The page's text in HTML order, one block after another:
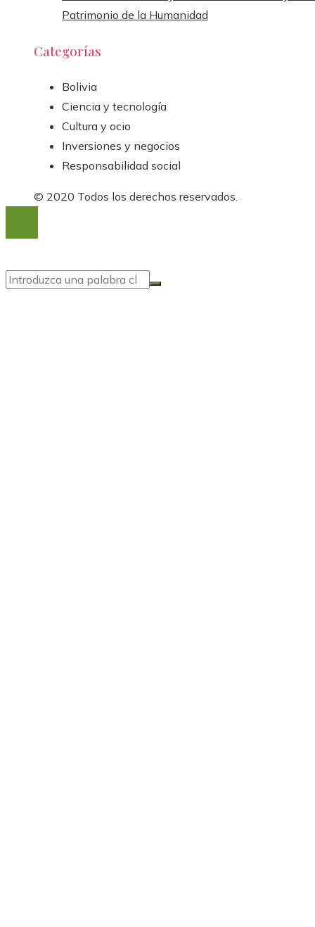
Patrimonio de la Humanidad
Categorías
Bolivia
Ciencia y tecnología
Cultura y ocio
Inversiones y negocios
Responsabilidad social
© 2020 Todos los derechos reservados.